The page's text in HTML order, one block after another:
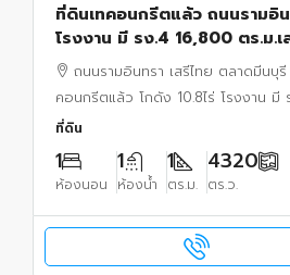
ที่ดินเทคอนกรีตแล้ว ถนนรามอิน
โรงงาน มี รง.4 16,800 ตร.ม.
2.2 กม.
ถนนรามอินทรา เสรีไทย ตลาดมีนบุ
คอนกรีตแล้ว โกดัง 10.8ไร่ โรงงาน มี
ที่ดิน
1
ห้องนอน
1
ห้องน้ำ
1
ตร.ม.
4320
ตร.ว.